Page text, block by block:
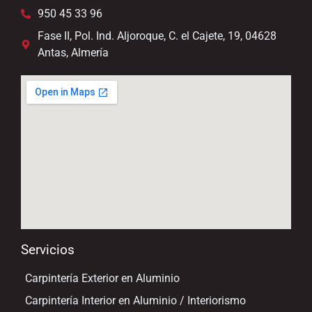
950 45 33 96
Fase II, Pol. Ind. Aljoroque, C. el Cajete, 19, 04628
Antas, Almería
Servicios
Carpintería Exterior en Aluminio
Carpintería Interior en Aluminio / Interiorismo